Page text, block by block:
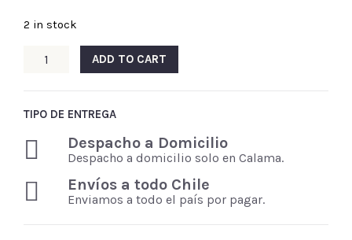
2 in stock
ADD TO CART
TIPO DE ENTREGA
Despacho a Domicilio
Despacho a domicilio solo en Calama.
Envíos a todo Chile
Enviamos a todo el país por pagar.